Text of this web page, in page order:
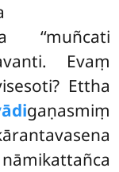
‘‘muñcati
Evaṃ
Ettha
gaṇasmiṃ